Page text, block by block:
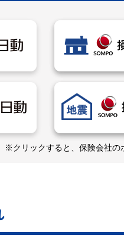
※クリックすると、保険会社の